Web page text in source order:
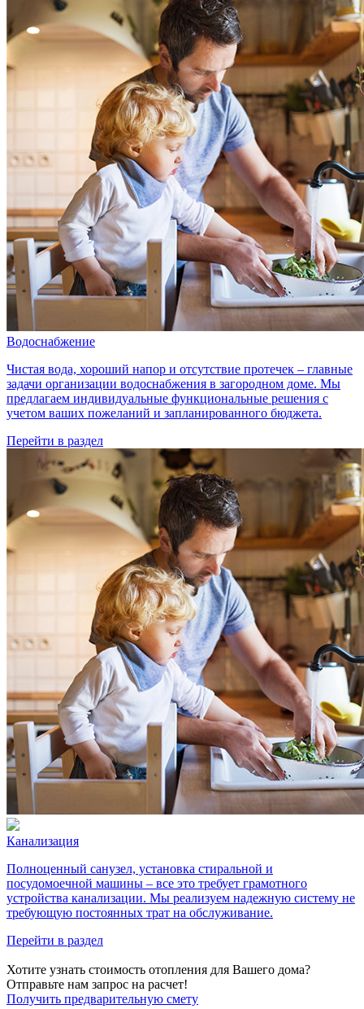
Водоснабжение
Чистая вода, хороший напор и отсутствие протечек – главные
задачи организации водоснабжения в загородном доме. Мы
предлагаем индивидуальные функциональные решения с
учетом ваших пожеланий и запланированного бюджета.
Перейти в раздел
Канализация
Полноценный санузел, установка стиральной и
посудомоечной машины – все это требует грамотного
устройства канализации. Мы реализуем надежную систему не
требующую постоянных трат на обслуживание.
Перейти в раздел
Хотите узнать стоимость отопления для Вашего дома?
Отправьте нам запрос на расчет!
Получить предварительную смету